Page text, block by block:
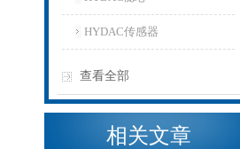
HYDAC传感器
查看全部
相关文章